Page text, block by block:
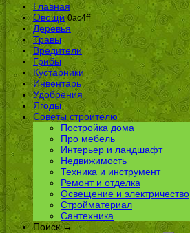
Главная
Овощи 0ac4ff
Деревья
Травы
Вредители
Грибы
Кустарники
Инвентарь
Удобрения
Ягоды
Советы строителю
Постройка дома
Про мебель
Интерьер и ландшафт
Недвижимость
Техника и инструмент
Ремонт и отделка
Освещение и электричество
Стройматериал
Сантехника
Поиск →